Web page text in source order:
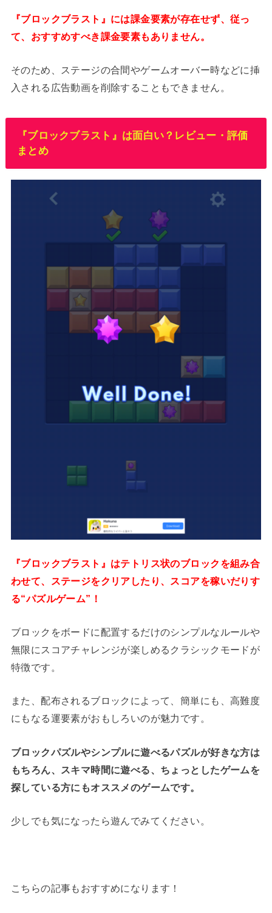
『ブロックブラスト』には課金要素が存在せず、従っ
て、おすすめすべき課金要素もありません。
そのため、ステージの合間やゲームオーバー時などに挿
入される広告動画を削除することもできません。
『ブロックブラスト』は面白い？レビュー・評価
まとめ
『ブロックブラスト』はテトリス状のブロックを組み合
わせて、ステージをクリアしたり、スコアを稼いだりす
る“パズルゲーム”！
ブロックをボードに配置するだけのシンプルなルールや
無限にスコアチャレンジが楽しめるクラシックモードが
特徴です。
また、配布されるブロックによって、簡単にも、高難度
にもなる運要素がおもしろいのが魅力です。
ブロックパズルやシンプルに遊べるパズルが好きな方は
もちろん、スキマ時間に遊べる、ちょっとしたゲームを
探している方にもオススメのゲームです。
少しでも気になったら遊んでみてください。
こちらの記事もおすすめになります！